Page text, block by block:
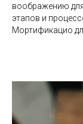
воображению
этапов и
Мортификацио